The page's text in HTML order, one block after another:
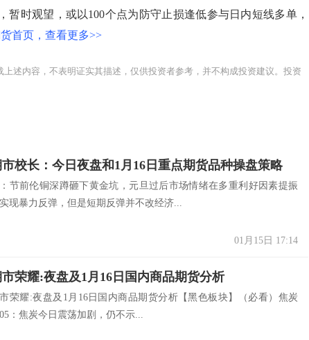
暂时观望，或以100个点为防守止损逢低参与日内短线多单，
首页，查看更多>>
述内容，不表明证实其描述，仅供投资者参考，并不构成投资建议。投资
校长：今日夜盘和1月16日重点期货品种操盘策略
节前伦铜深蹲砸下黄金坑，元旦过后市场情绪在多重利好因素提振
现暴力反弹，但是短期反弹并不改经济...
01月15日 17:14
荣耀:夜盘及1月16日国内商品期货分析
荣耀:夜盘及1月16日国内商品期货分析【黑色板块】（必看）焦炭
：焦炭今日震荡加剧，仍不示...